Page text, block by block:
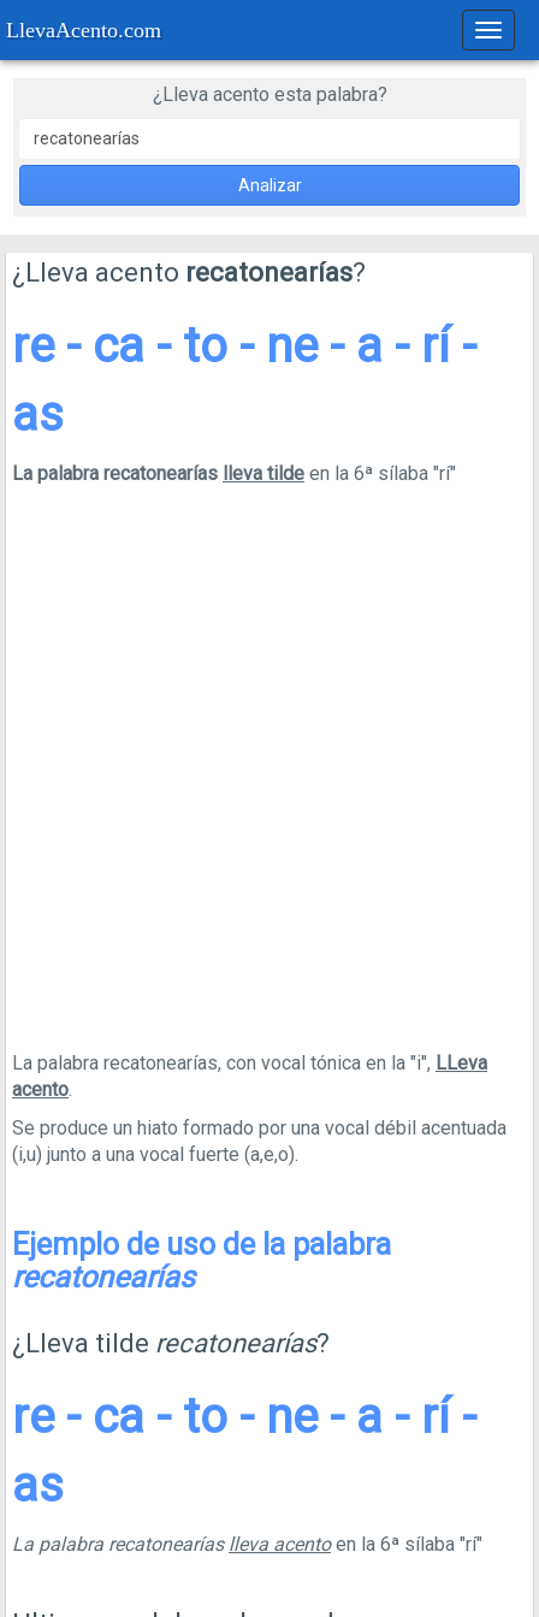
LlevaAcento.com
de
¿Lleva acento esta palabra?
Analizar
¿Lleva acento recatonearías?
re - ca - to - ne - a - rí -
as
La palabra recatonearías lleva tilde en la 6ª sílaba "rí"
La palabra recatonearías, con vocal tónica en la "i", LLeva
acento.
Se produce un hiato formado por una vocal débil acentuada
(i,u) junto a una vocal fuerte (a,e,o).
Ejemplo de uso de la palabra
recatonearías
¿Lleva tilde recatonearías?
re - ca - to - ne - a - rí -
as
La palabra recatonearías lleva acentoen la 6ª sílaba "rí"